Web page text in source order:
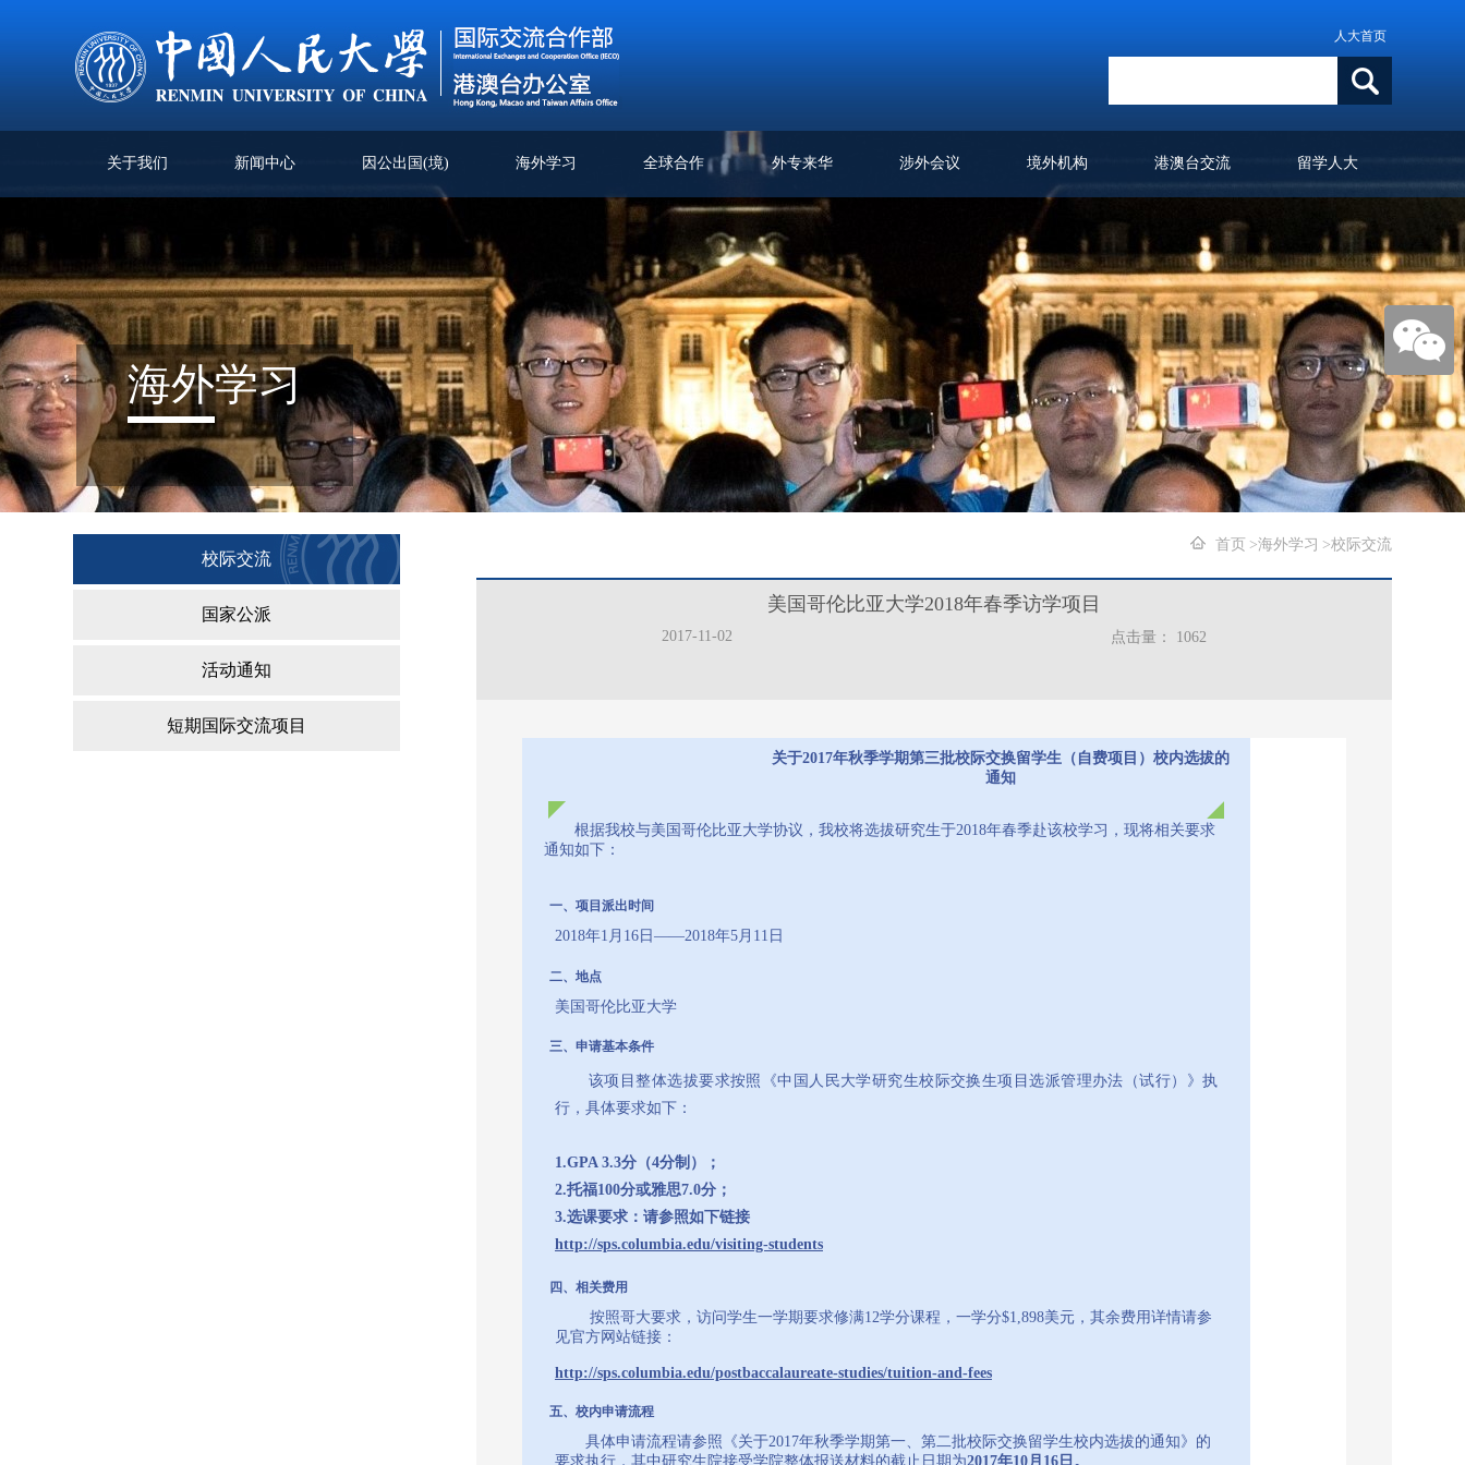
人大首页
关于我们 新闻中心 因公出国(境) 海外学习 全球合作 外专来华 涉外会议 境外机构 港澳台交流 留学人大
海外学习
校际交流
国家公派
活动通知
短期国际交流项目
首页 海外学习 校际交流
美国哥伦比亚大学2018年春季访学项目
2017-11-02 点击量： 1062
关于2017年秋季学期第三批校际交换留学生（自费项目）校内选拔的
通知
根据我校与美国哥伦比亚大学协议，我校将选拔研究生于2018年春季赴该校学习，现将相关要求
通知如下：
一、项目派出时间
2018年1月16日——2018年5月11日
二、地点
美国哥伦比亚大学
三、申请基本条件
该项目整体选拔要求按照《中国人民大学研究生校际交换生项目选派管理办法（试行）》执
行，具体要求如下：
1.GPA 3.3分（4分制）；
2.托福100分或雅思7.0分；
3.选课要求：请参照如下链接
http://sps.columbia.edu/visiting-students
四、相关费用
按照哥大要求，访问学生一学期要求修满12学分课程，一学分$1,898美元，其余费用详情请参
见官方网站链接：
http://sps.columbia.edu/postbaccalaureate-studies/tuition-and-fees
五、校内申请流程
具体申请流程请参照《关于2017年秋季学期第一、第二批校际交换留学生校内选拔的通知》的
要求执行，其中研究生院接受学院整体报送材料的截止日期为2017年10月16日。